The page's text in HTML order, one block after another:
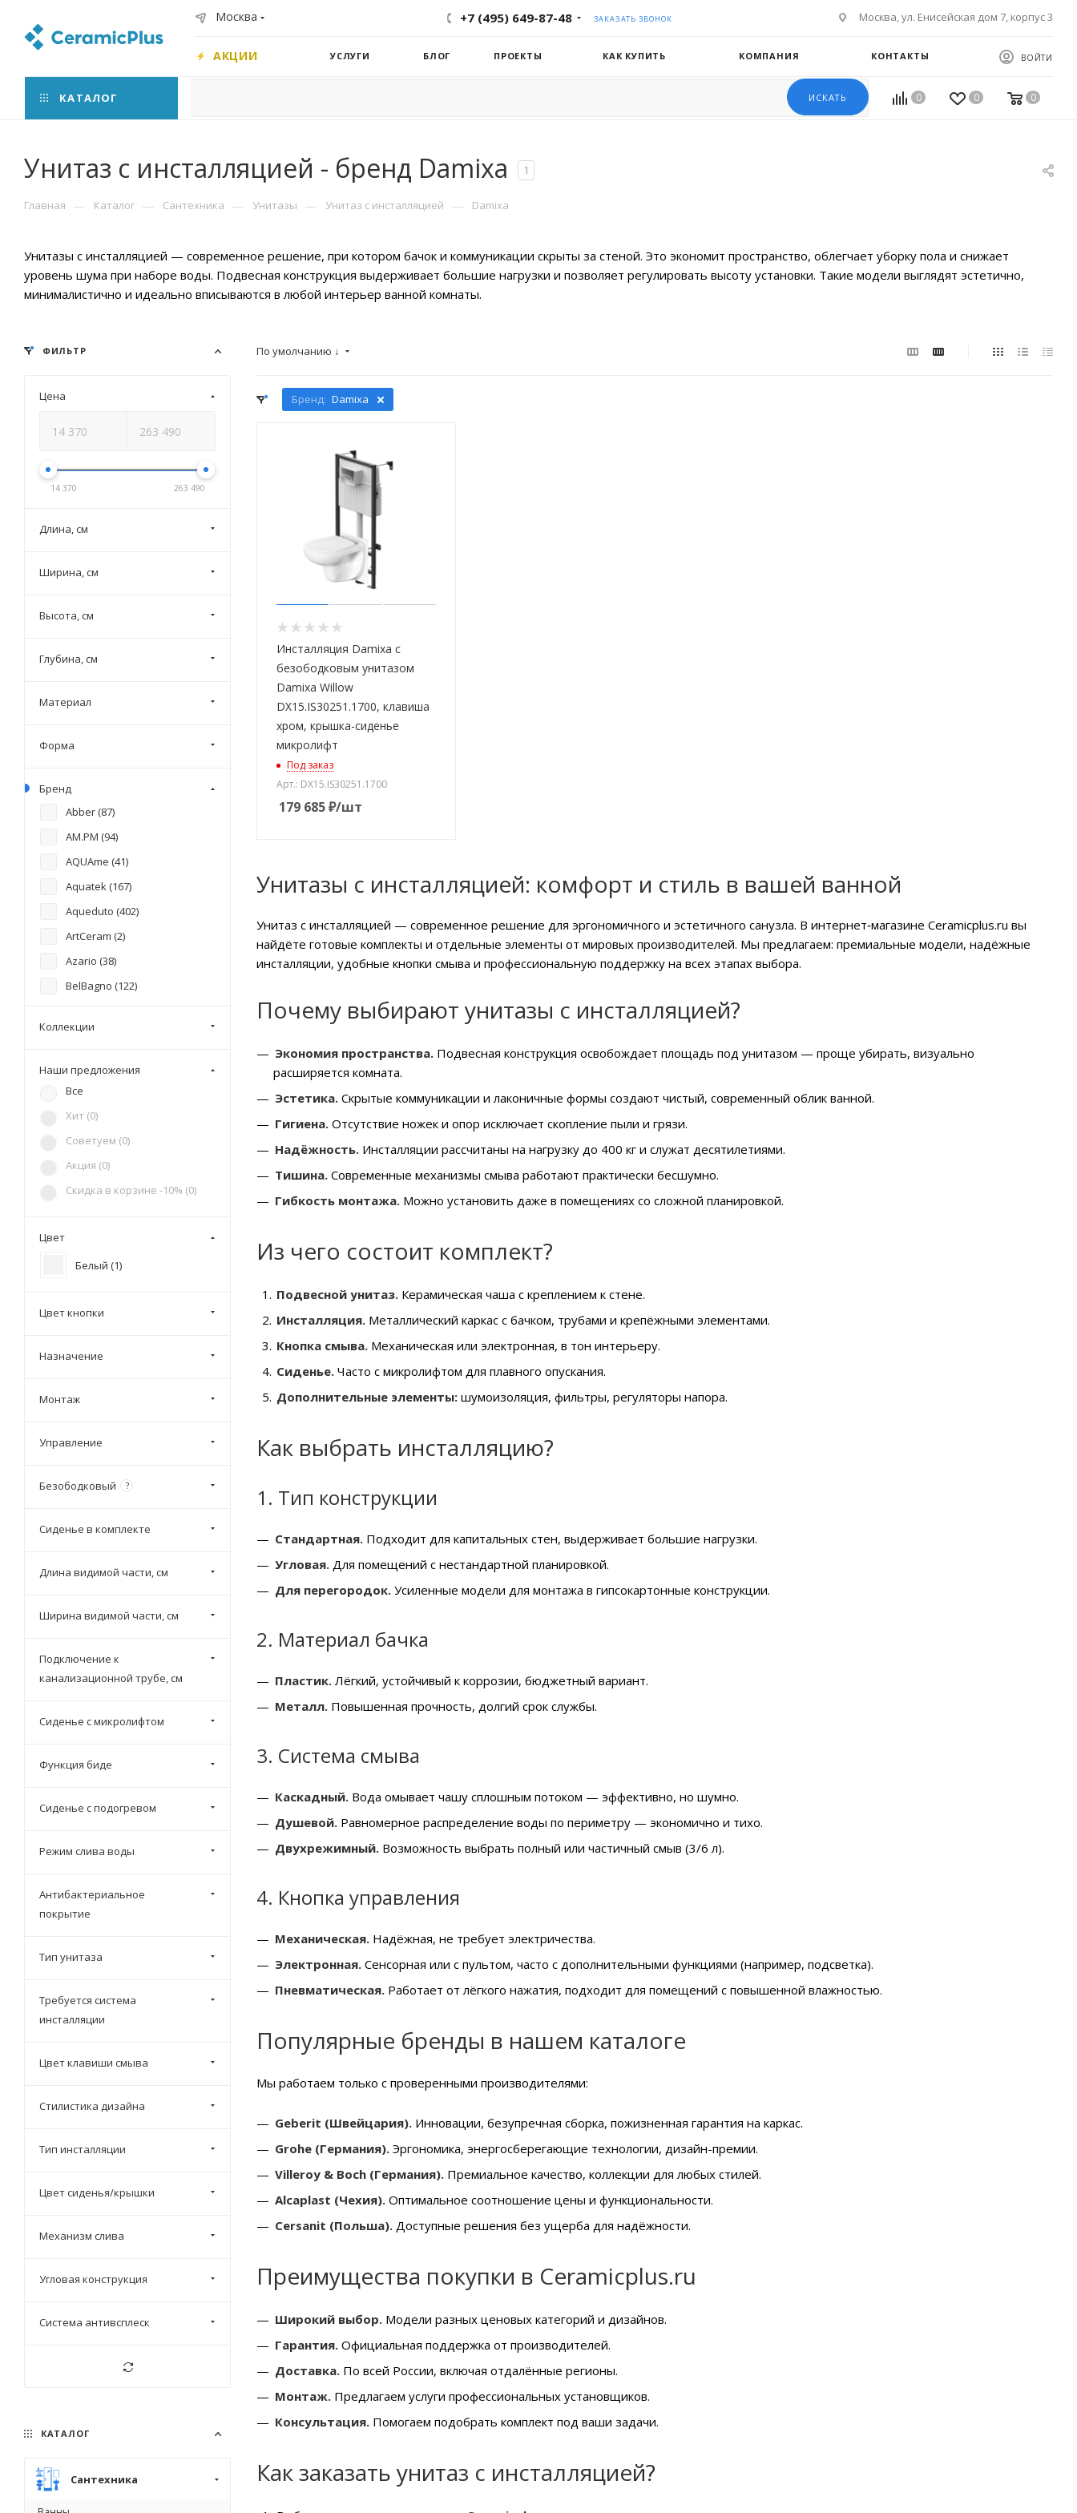
Москва +7 (495) 649-87-48 ЗАКАЗАТЬ ЗВОНОК Москва, ул. Енисейская дом 7, корпус 3
АКЦИИ УСЛУГИ БЛОГ ПРОЕКТЫ КАК КУПИТЬ КОМПАНИЯ КОНТАКТЫ ВОЙТИ
КАТАЛОГ ИСКАТЬ 0 0 0
Унитаз с инсталляцией - бренд Damixa 1
Главная — Каталог — Сантехника — Унитазы — Унитаз с инсталляцией — Damixa
Унитазы с инсталляцией — современное решение, при котором бачок и коммуникации скрыты за стеной. Это экономит пространство, облегчает уборку пола и снижает
уровень шума при наборе воды. Подвесная конструкция выдерживает большие нагрузки и позволяет регулировать высоту установки. Такие модели выглядят эстетично,
минималистично и идеально вписываются в любой интерьер ванной комнаты.
По умолчанию ↓
Бренд: Damixa
Инсталляция Damixa с
безободковым унитазом
Damixa Willow
DX15.IS30251.1700, клавиша
хром, крышка-сиденье
микролифт
Под заказ
Арт.: DX15.IS30251.1700
179 685₽/шт
Унитазы с инсталляцией: комфорт и стиль в вашей ванной
Унитаз с инсталляцией — современное решение для эргономичного и эстетичного санузла. В интернет‑магазине Ceramicplus.ru вы
найдёте готовые комплекты и отдельные элементы от мировых производителей. Мы предлагаем: премиальные модели, надёжные
инсталляции, удобные кнопки смыва и профессиональную поддержку на всех этапах выбора.
Почему выбирают унитазы с инсталляцией?
Экономия пространства. Подвесная конструкция освобождает площадь под унитазом — проще убирать, визуально
расширяется комната.
Эстетика. Скрытые коммуникации и лаконичные формы создают чистый, современный облик ванной.
Гигиена. Отсутствие ножек и опор исключает скопление пыли и грязи.
Надёжность. Инсталляции рассчитаны на нагрузку до 400 кг и служат десятилетиями.
Тишина. Современные механизмы смыва работают практически бесшумно.
Гибкость монтажа. Можно установить даже в помещениях со сложной планировкой.
Из чего состоит комплект?
Подвесной унитаз. Керамическая чаша с креплением к стене.
Инсталляция. Металлический каркас с бачком, трубами и крепёжными элементами.
Кнопка смыва. Механическая или электронная, в тон интерьеру.
Сиденье. Часто с микролифтом для плавного опускания.
Дополнительные элементы: шумоизоляция, фильтры, регуляторы напора.
Как выбрать инсталляцию?
1. Тип конструкции
Стандартная. Подходит для капитальных стен, выдерживает большие нагрузки.
Угловая. Для помещений с нестандартной планировкой.
Для перегородок. Усиленные модели для монтажа в гипсокартонные конструкции.
2. Материал бачка
Пластик. Лёгкий, устойчивый к коррозии, бюджетный вариант.
Металл. Повышенная прочность, долгий срок службы.
3. Система смыва
Каскадный. Вода омывает чашу сплошным потоком — эффективно, но шумно.
Душевой. Равномерное распределение воды по периметру — экономично и тихо.
Двухрежимный. Возможность выбрать полный или частичный смыв (3/6 л).
4. Кнопка управления
Механическая. Надёжная, не требует электричества.
Электронная. Сенсорная или с пультом, часто с дополнительными функциями (например, подсветка).
Пневматическая. Работает от лёгкого нажатия, подходит для помещений с повышенной влажностью.
Популярные бренды в нашем каталоге
Мы работаем только с проверенными производителями:
Geberit (Швейцария). Инновации, безупречная сборка, пожизненная гарантия на каркас.
Grohe (Германия). Эргономика, энергосберегающие технологии, дизайн-премии.
Villeroy & Boch (Германия). Премиальное качество, коллекции для любых стилей.
Alcaplast (Чехия). Оптимальное соотношение цены и функциональности.
Cersanit (Польша). Доступные решения без ущерба для надёжности.
Преимущества покупки в Ceramicplus.ru
Широкий выбор. Модели разных ценовых категорий и дизайнов.
Гарантия. Официальная поддержка от производителей.
Доставка. По всей России, включая отдалённые регионы.
Монтаж. Предлагаем услуги профессиональных установщиков.
Консультация. Помогаем подобрать комплект под ваши задачи.
Как заказать унитаз с инсталляцией?
КАТАЛОГ
Сантехника
ФИЛЬТР
Цена
14 370 263 490
Длина, см
Ширина, см
Высота, см
Глубина, см
Материал
Форма
Бренд
Abber (87)
AM.PM (94)
AQUAme (41)
Aquatek (167)
Aqueduto (402)
ArtCeram (2)
Azario (38)
BelBagno (122)
Ceramicanova (
D&K (16
Esbano (1
Ideal Standard (
Kerama Marazzi (
Lemark (
RGW (
SantiLine ( 19)
TECEspring (1)
Villeroy & Boch (
Коллекции
Наши предложения
Все
Хит (0)
Советуем (0)
Акция (0)
Скидка в корзине -10% (0)
Цвет
Белый (1)
Цвет кнопки
Назначение
Монтаж
Управление
Безободковый ?
Сиденье в комплекте
Длина видимой части, см
Ширина видимой части, см
Подключение к
канализационной трубе, см
Сиденье с микролифтом
Функция биде
Сиденье с подогревом
Режим слива воды
Антибактериальное
покрытие
Тип унитаза
Требуется система
инсталляции
Цвет клавиши смыва
Стилистика дизайна
Тип инсталляции
Цвет сиденья/крышки
Механизм слива
Угловая конструкция
Система антивсплеск